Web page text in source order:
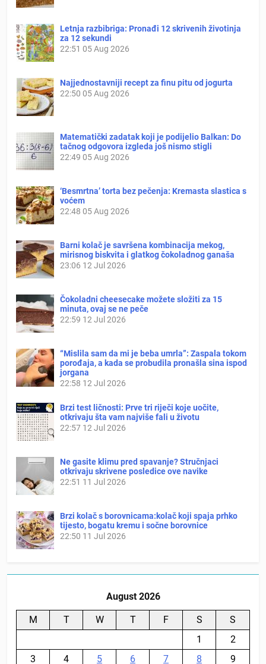
Letnja razbibriga: Pronađi 12 skrivenih životinja
za 12 sekundi
22:51 05 Aug 2026
Najjednostavniji recept za finu pitu od jogurta
22:50 05 Aug 2026
Matematički zadatak koji je podijelio Balkan: Do
tačnog odgovora izgleda još nismo stigli
22:49 05 Aug 2026
‘Besmrtna’ torta bez pečenja: Kremasta slastica s
voćem
22:48 05 Aug 2026
Barni kolač je savršena kombinacija mekog,
mirisnog biskvita i glatkog čokoladnog ganaša
23:06 12 Jul 2026
Čokoladni cheesecake možete složiti za 15
minuta, ovaj se ne peče
22:59 12 Jul 2026
“Mislila sam da mi je beba umrla”: Zaspala tokom
porođaja, a kada se probudila pronašla sina ispod
jorgana
22:58 12 Jul 2026
Brzi test ličnosti: Prve tri riječi koje uočite,
otkrivaju šta vam najviše fali u životu
22:57 12 Jul 2026
Ne gasite klimu pred spavanje? Stručnjaci
otkrivaju skrivene posledice ove navike
22:51 11 Jul 2026
Brzi kolač s borovnicama:kolač koji spaja prhko
tijesto, bogatu kremu i sočne borovnice
22:50 11 Jul 2026
August 2026
M T W T F S
S
1
2
3
4 5 6 7 8 9